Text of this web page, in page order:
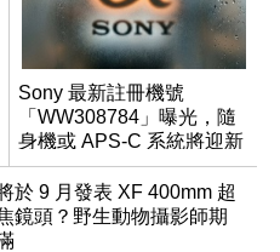
Sony 最新註冊機號
「WW308784」曝光，隨
身機或 APS-C 系統將迎新
成員？
於 9 月發表 XF 400mm 超
鏡頭？野生動物攝影師期